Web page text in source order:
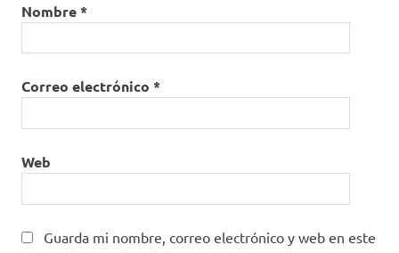
Nombre*
Correo electrónico *
Web
Guarda mi nombre, correo electrónico y web en este